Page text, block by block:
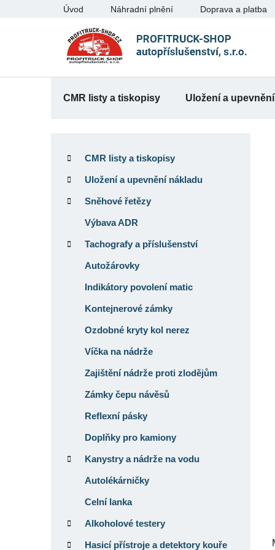
Úvod Náhradní plnění Doprava a platba
CMR listy a tiskopisy Uložení a
kategorie
CMR listy a tiskopisy
Uložení a upevnění nákladu
Sněhové řetězy
Výbava ADR
Tachografy a příslušenství
Autožárovky
Indikátory povolení matic
Kontejnerové zámky
Ozdobné kryty kol nerez
Víčka na nádrže
Zajištění nádrže proti zlodějům
Zámky čepu návěsů
Reflexní pásky
Doplňky pro kamiony
Kanystry a nádrže na vodu
Autolékárničky
Celní lanka
Alkoholové testery
Hasicí přístroje a detektory kouře